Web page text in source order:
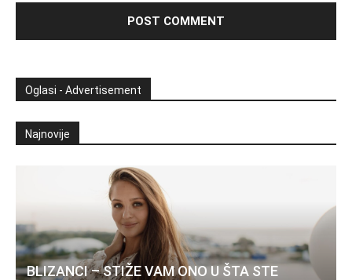
Oglasi - Advertisement
Najnovije
BLIZANCI – STIŽE VAM ONO U ŠTA STE